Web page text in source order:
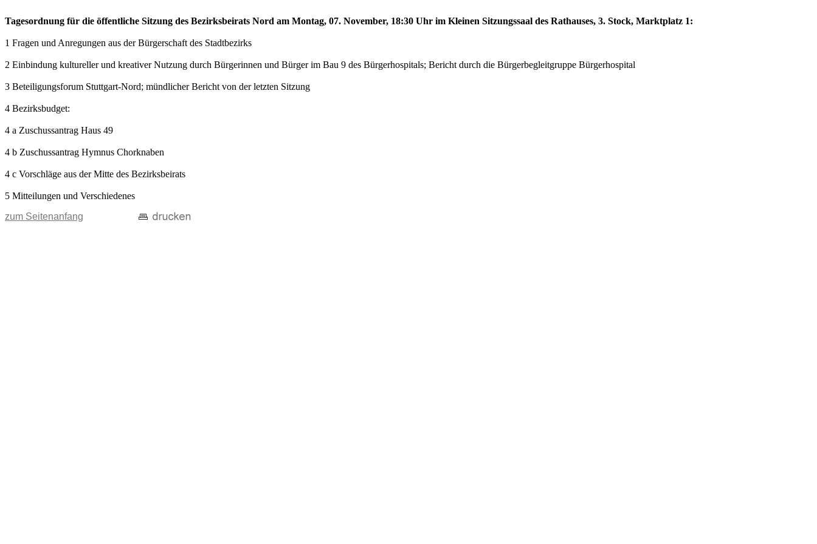
Tagesordnung für die öffentliche Sitzung des Bezirksbeirats Nord am Montag, 07. November, 18:30 Uhr im Kleinen Sitzungssaal des Rathauses, 3. Stock, Marktplatz 1:
1 Fragen und Anregungen aus der Bürgerschaft des Stadtbezirks
2 Einbindung kultureller und kreativer Nutzung durch Bürgerinnen und Bürger im Bau 9 des Bürgerhospitals; Bericht durch die Bürgerbegleitgruppe Bürgerhospital
3 Beteiligungsforum Stuttgart-Nord; mündlicher Bericht von der letzten Sitzung
4 Bezirksbudget:
4 a Zuschussantrag Haus 49
4 b Zuschussantrag Hymnus Chorknaben
4 c Vorschläge aus der Mitte des Bezirksbeirats
5 Mitteilungen und Verschiedenes
zum Seitenanfang